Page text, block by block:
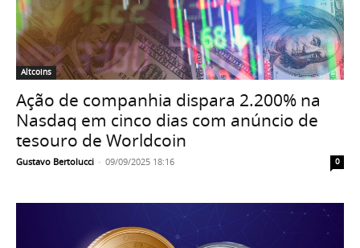
Altcoins
Ação de companhia dispara 2.200% na
Nasdaq em cinco dias com anúncio de
tesouro de Worldcoin
Gustavo Bertolucci - 09/09/2025 18:16 0